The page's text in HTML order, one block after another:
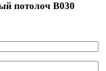
потолоч В030